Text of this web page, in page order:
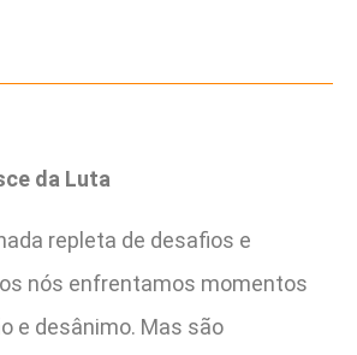
da Luta
repleta de desafios e
nós enfrentamos momentos
e desânimo. Mas são